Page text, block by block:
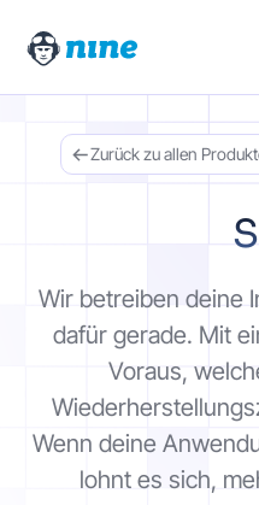
Search
Blog
Case Studies
Über uns
Zurück zu allen
Wir betreiben deine
dafür gerade. Mit
Voraus,
Wenn deine
lohnt es sich,